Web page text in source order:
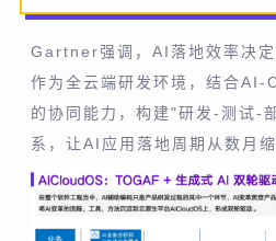
Gartner强调，AI落地效率决
作为全云端研发环境，结合
的协同能力，构建"研发-测试-
系，让AI应用落地周期从数月缩